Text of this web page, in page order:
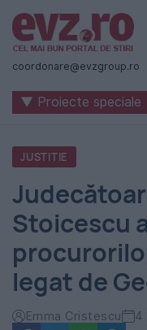
Știri
naționale
internaționale
România
-
Evenimentul
Zilei
coordonare@evzgroup.ro
▼ Proiecte speciale
JUSTITIE
Stoicescu
legat de
Emma Cristescu 4